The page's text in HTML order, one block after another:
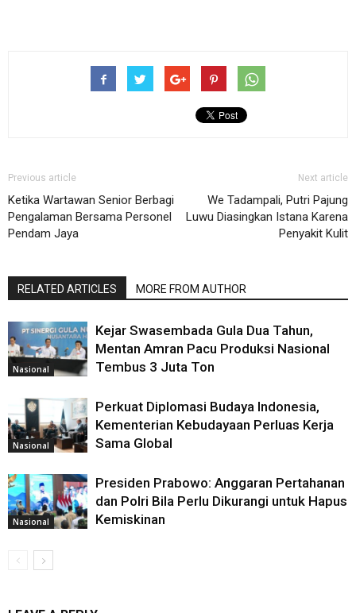
Previous article
Ketika Wartawan Senior Berbagi
Pengalaman Bersama Personel
Pendam Jaya
Next article
We Tadampali, Putri Pajung
Luwu Diasingkan Istana Karena
Penyakit Kulit
RELATED ARTICLES MORE FROM AUTHOR
Nasional
Kejar Swasembada Gula Dua Tahun,
Mentan Amran Pacu Produksi Nasional
Tembus 3 Juta Ton
Nasional
Perkuat Diplomasi Budaya Indonesia,
Kementerian Kebudayaan Perluas Kerja
Sama Global
Nasional
Presiden Prabowo: Anggaran Pertahanan
dan Polri Bila Perlu Dikurangi untuk Hapus
Kemiskinan